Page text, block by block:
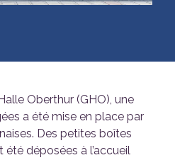
Oberthur (GHO), une
a été mise en place par
Des petites boîtes
déposées à l’accueil